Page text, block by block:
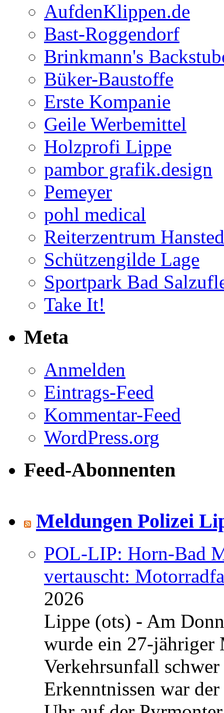
AufdenKlippen.de
Bast-Roggendorf
Brinkmann's
Büker-Baustoffe
Erste Kompanie
Geile Werbemittel
Holzprofi Lippe
pambor grafik.design
Pemeyer
pohl medical
Reiterzentrum
Schützengilde Lage
Sportpark Bad
Take It!
Meta
Anmelden
Eintrags-Feed
Kommentar-Feed
WordPress.org
Feed-Abonnenten
Meldungen Polizei
POL-LIP: Horn-Bad
vertauscht:
2026
Lippe (ots) - Am
wurde ein 27-jähriger
Verkehrsunfall
Erkenntnissen war